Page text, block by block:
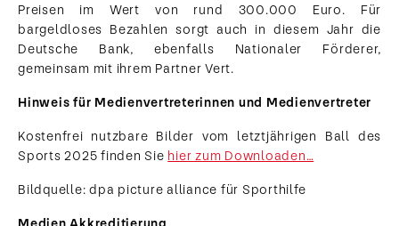
Preisen im Wert von rund 300.000 Euro. Für
bargeldloses Bezahlen sorgt auch in diesem Jahr die
Deutsche Bank, ebenfalls Nationaler Förderer,
gemeinsam mit ihrem Partner Vert.
Hinweis für Medienvertreterinnen und Medienvertreter
Kostenfrei nutzbare Bilder vom letztjährigen Ball des
Sports 2025 finden Sie hier zum Downloaden…
Bildquelle: dpa picture alliance für Sporthilfe